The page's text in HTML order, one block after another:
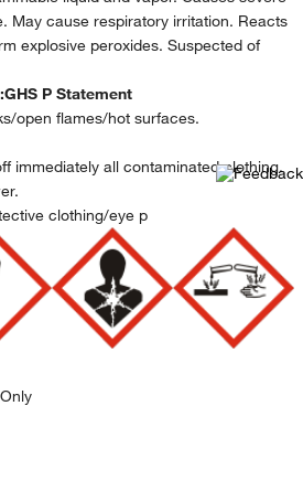
May cause respiratory irritation. Reacts
explosive peroxides. Suspected of
GHS P Statement
open flames/hot surfaces.
immediately all contaminated clothing.
clothing/eye p